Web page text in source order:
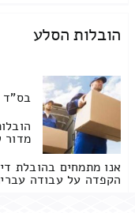
הובלות הסלע
בס"ד
מדור
אנו מתמחים בהובלת
הקפדה על עבודה